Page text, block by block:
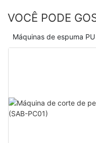
VOCÊ PODE
Máquinas de espuma PU